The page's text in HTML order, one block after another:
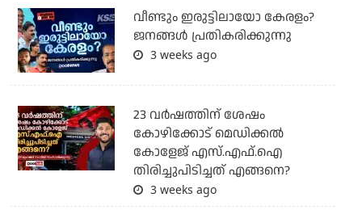
വീണ്ടും ഇരുട്ടിലായോ കേരളം?
ജനങ്ങൾ പ്രതികരിക്കുന്നു
3 weeks ago
23 വർഷത്തിന് ശേഷം
കോഴിക്കോട് മെഡിക്കൽ
കോളേജ് എസ്.എഫ്.ഐ
തിരിച്ചുപിടിച്ചത് എങ്ങനെ?
3 weeks ago